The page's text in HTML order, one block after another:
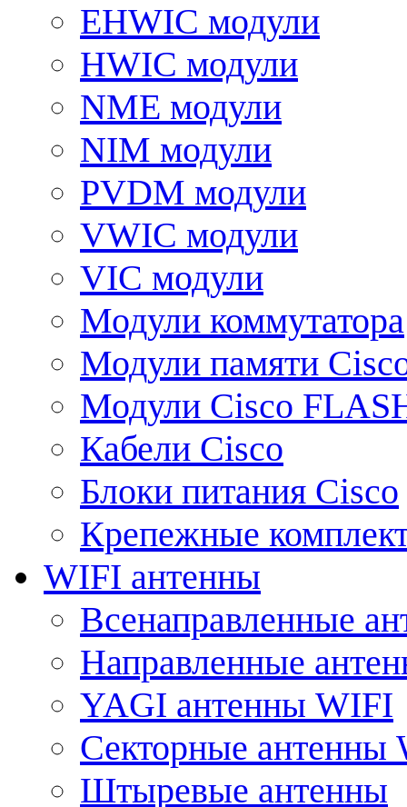
EHWIC модули
HWIC модули
NME модули
NIM модули
PVDM модули
VWIC модули
VIC модули
Модули коммутатора
Модули памяти
Модули Cisco
Кабели Cisco
Блоки питания Cisco
Крепежные
WIFI антенны
Всенаправленные
Направленные
YAGI антенны WIFI
Секторные антенны
Штыревые антенны